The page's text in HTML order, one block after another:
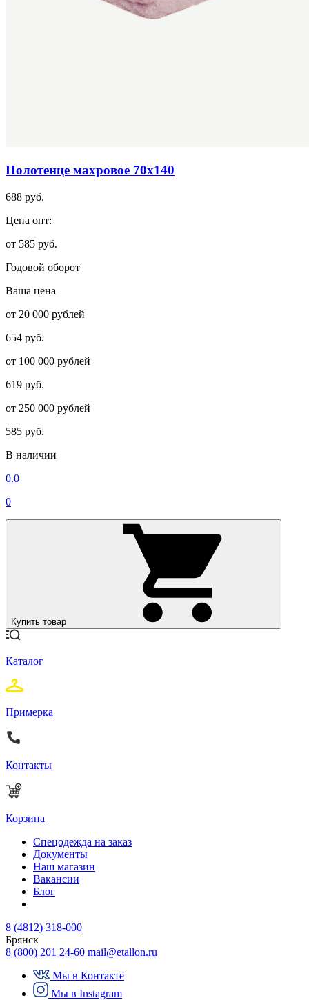
Полотенце махровое 70х140
688 руб.
Цена опт:
от 585 руб.
Годовой оборот
Ваша цена
от 20 000 рублей
654 руб.
от 100 000 рублей
619 руб.
от 250 000 рублей
585 руб.
В наличии
0.0
0
Купить товар
Каталог
Примерка
Контакты
Корзина
Спецодежда на заказ
Документы
Наш магазин
Вакансии
Блог
8 (4812) 318-000
Брянск
8 (800) 201 24-60 mail@etallon.ru
Мы в Контакте
Мы в Instagram